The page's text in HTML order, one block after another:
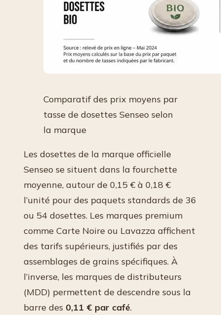
Comparatif des prix moyens par
tasse de dosettes Senseo selon
la marque
Les dosettes de la marque officielle
Senseo se situent dans la fourchette
moyenne, autour de 0,15 € à 0,18 €
l’unité pour des paquets standards de 36
ou 54 dosettes. Les marques premium
comme Carte Noire ou Lavazza affichent
des tarifs supérieurs, justifiés par des
assemblages de grains spécifiques. À
l’inverse, les marques de distributeurs
(MDD) permettent de descendre sous la
barre des 0,11 € par café.